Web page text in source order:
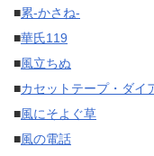
■累-かさね-
■華氏119
■風立ちぬ
■カセットテープ・ダイ
■風にそよぐ草
■風の電話